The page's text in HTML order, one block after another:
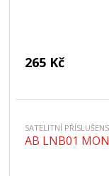
265 Kč
SATELITNÍ
AB LNB01